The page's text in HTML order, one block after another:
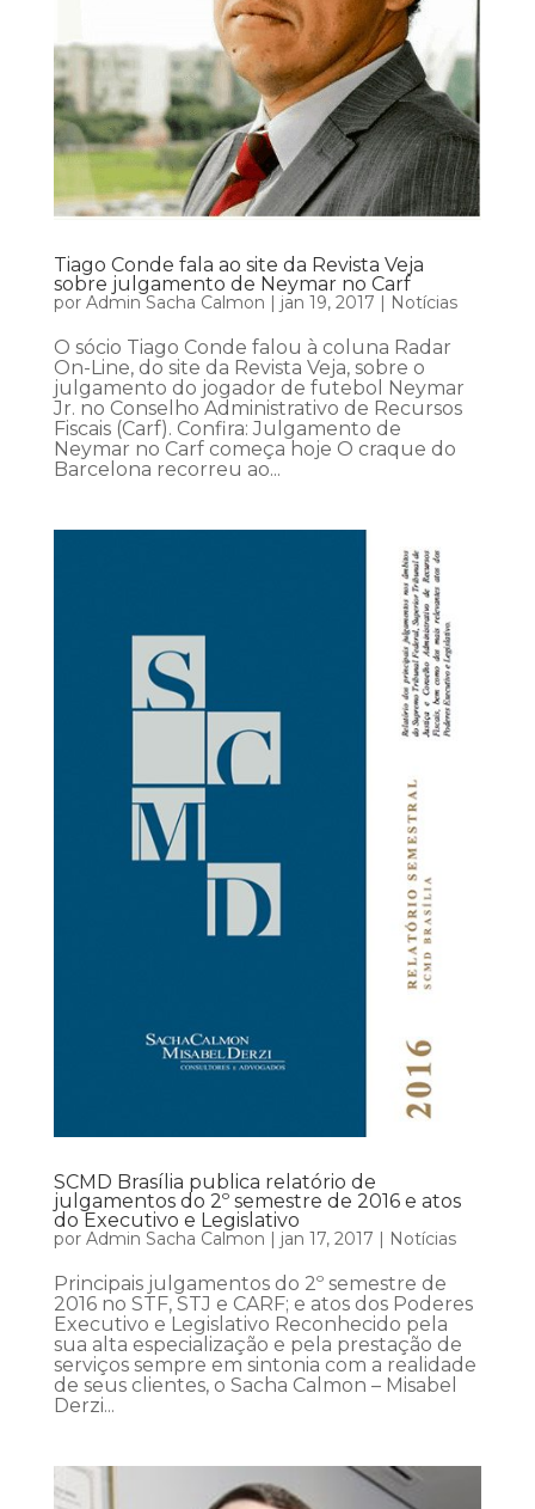
Tiago Conde fala ao site da Revista Veja
sobre julgamento de Neymar no Carf
por Admin Sacha Calmon | jan 19, 2017 | Notícias
O sócio Tiago Conde falou à coluna Radar
On-Line, do site da Revista Veja, sobre o
julgamento do jogador de futebol Neymar
Jr. no Conselho Administrativo de Recursos
Fiscais (Carf). Confira: Julgamento de
Neymar no Carf começa hoje O craque do
Barcelona recorreu ao...
SCMD Brasília publica relatório de
julgamentos do 2º semestre de 2016 e atos
do Executivo e Legislativo
por Admin Sacha Calmon | jan 17, 2017 | Notícias
Principais julgamentos do 2º semestre de
2016 no STF, STJ e CARF; e atos dos Poderes
Executivo e Legislativo Reconhecido pela
sua alta especialização e pela prestação de
serviços sempre em sintonia com a realidade
de seus clientes, o Sacha Calmon – Misabel
Derzi...